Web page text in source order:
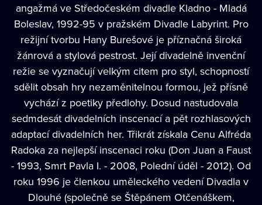
angažmá ve Středočeském divadle Kladno - Mladá
Boleslav, 1992-95 v pražském Divadle Labyrint. Pro
režijní tvorbu Hany Burešové je příznačná široká
žánrová a stylová pestrost. Její divadelně invenční
režie se vyznačují velkým citem pro styl, schopností
sdělit obsah hry nezaměnitelnou formou, jež přísně
vychází z poetiky předlohy. Dosud nastudovala
sedmdesát divadelních inscenací a pět rozhlasových
adaptací divadelních her. Třikrát získala Cenu Alfréda
Radoka za nejlepší inscenaci roku (Don Juan a Faust
- 1993, Smrt Pavla I. - 2008, Polední úděl - 2012). Od
roku 1996 je členkou uměleckého vedení Divadla v
Dlouhé (společně se Štěpánem Otčenáškem,